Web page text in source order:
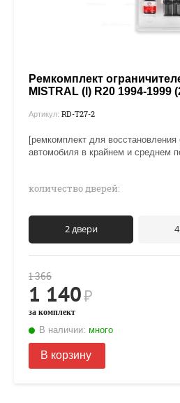
Ремкомплект
MISTRAL (l) R20 1994-1999
Артикул: RD-T27-2
[ремкомплект для
автомобиля в крайнем и среднем
количество дверей:
2 двери
1 366
1 140₽
за комплект
В наличии: много
В корзину